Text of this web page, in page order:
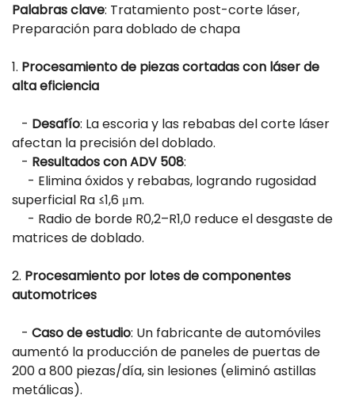
Palabras clave: Tratamiento post-corte láser,
Preparación para doblado de chapa
1. Procesamiento de piezas cortadas con láser de
alta eficiencia
- Desafío: La escoria y las rebabas del corte láser
afectan la precisión del doblado.
- Resultados con ADV 508:
- Elimina óxidos y rebabas, logrando rugosidad
superficial Ra ≤1,6 μm.
- Radio de borde R0,2–R1,0 reduce el desgaste de
matrices de doblado.
2. Procesamiento por lotes de componentes
automotrices
- Caso de estudio: Un fabricante de automóviles
aumentó la producción de paneles de puertas de
200 a 800 piezas/día, sin lesiones (eliminó astillas
metálicas).